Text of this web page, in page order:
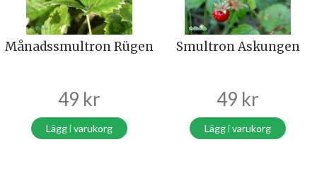
Månadssmultron Rügen
49 kr
Lägg i varukorg
Smultron Askungen
49 kr
Lägg i varukorg